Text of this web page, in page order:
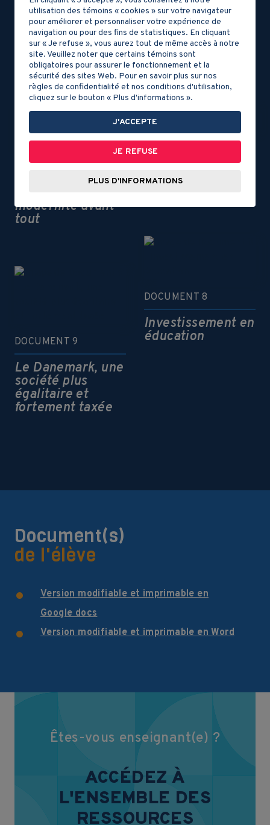
L’Éthiopie, la
nouvelle
locomotive de
l’Afrique de l’Est
DOCUMENT 5
Des ressources
naturelles
d’avenir
DOCUMENT 6
Inégalités en
DOCUMENT 7
modernité avant
tout
DOCUMENT 8
Investissement en
éducation
DOCUMENT 9
Le Danemark, une
société plus
égalitaire et
fortement taxée
Document(s)
de l'élève
Version modifiable et imprimable en
Google docs
Version modifiable et imprimable en Word
Êtes-vous enseignant(e) ?
ACCÉDEZ À
L'ENSEMBLE DES
RESSOURCES
utilisation des témoins « cookies » sur votre navigateur
pour améliorer et personnaliser votre expérience de
navigation ou pour des fins de statistiques. En cliquant
sur « Je refuse », vous aurez tout de même accès à notre
site. Veuillez noter que certains témoins sont
obligatoires pour assurer le fonctionnement et la
sécurité des sites Web. Pour en savoir plus sur nos
règles de confidentialité et nos conditions d'utilisation,
cliquez sur le bouton « Plus d'informations ».
J'ACCEPTE
JE REFUSE
PLUS D'INFORMATIONS